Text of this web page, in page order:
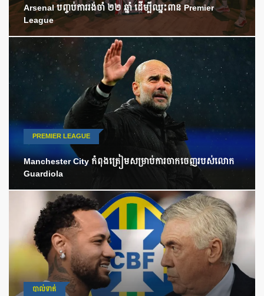
Arsenal បញ្ចប់ការរង់ចាំ ២២ ឆ្នាំ ដើម្បីឈ្នះពាន Premier
League
PREMIER LEAGUE
Manchester City កំពុងត្រៀមសម្រាប់ការចាកចេញរបស់លោក
Guardiola
បាល់ទាត់